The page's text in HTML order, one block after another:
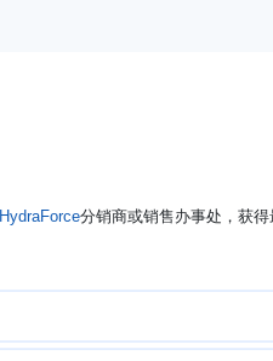
HydraForce分销商或销售办事处，获得